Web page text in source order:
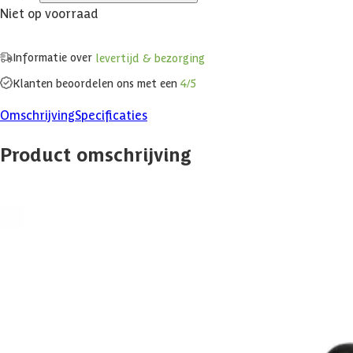
Niet op voorraad
Informatie over levertijd & bezorging
Klanten beoordelen ons met een 4/5
OmschrijvingSpecificaties
Product omschrijving